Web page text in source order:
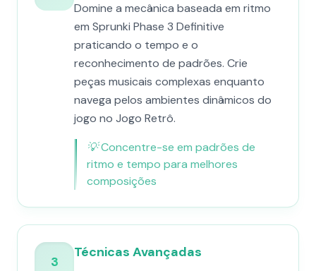
Domine a mecânica baseada em ritmo
em Sprunki Phase 3 Definitive
praticando o tempo e o
reconhecimento de padrões. Crie
peças musicais complexas enquanto
navega pelos ambientes dinâmicos do
jogo no Jogo Retrô.
💡Concentre-se em padrões de
ritmo e tempo para melhores
composições
3
Técnicas Avançadas